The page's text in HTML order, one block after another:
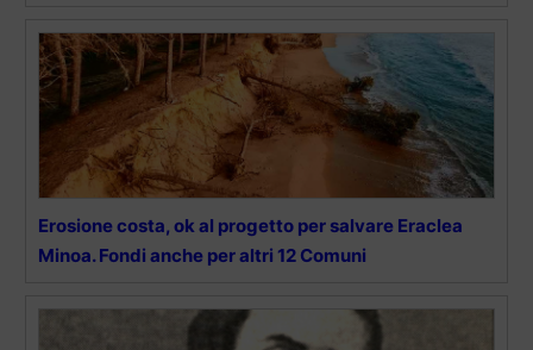
Erosione costa, ok al progetto per salvare Eraclea
Minoa. Fondi anche per altri 12 Comuni